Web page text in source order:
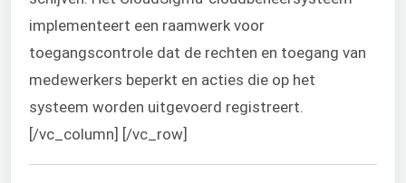
implementeert een raamwerk voor
toegangscontrole dat de rechten en toegang van
medewerkers beperkt en acties die op het
systeem worden uitgevoerd registreert.
[/vc_column] [/vc_row]